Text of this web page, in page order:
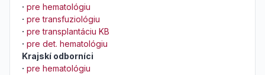
· pre hematológiu
· pre transfuziológiu
· pre transplantáciu KB
· pre det. hematológiu
Krajskí odborníci
· pre hematológiu